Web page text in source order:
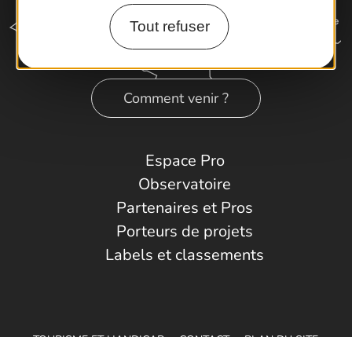
Tout refuser
Comment venir ?
Espace Pro
Observatoire
Partenaires et Pros
Porteurs de projets
Labels et classements